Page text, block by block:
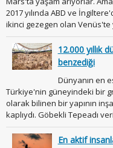
2017 yılında ABD ve
ikinci gezegen olan Venüs'te
12.000 yıllık
benzediği
Dünyanın en
Türkiye'nin güneyindeki bir
olarak bilinen bir yapının
kaplıydı. Göbekli Tepeadı
En aktif